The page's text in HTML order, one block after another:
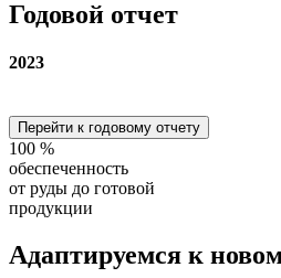
Годовой отчет
2023
Перейти к годовому отчету
100 %
обеспеченность
от руды до готовой
продукции
Адаптируемся к